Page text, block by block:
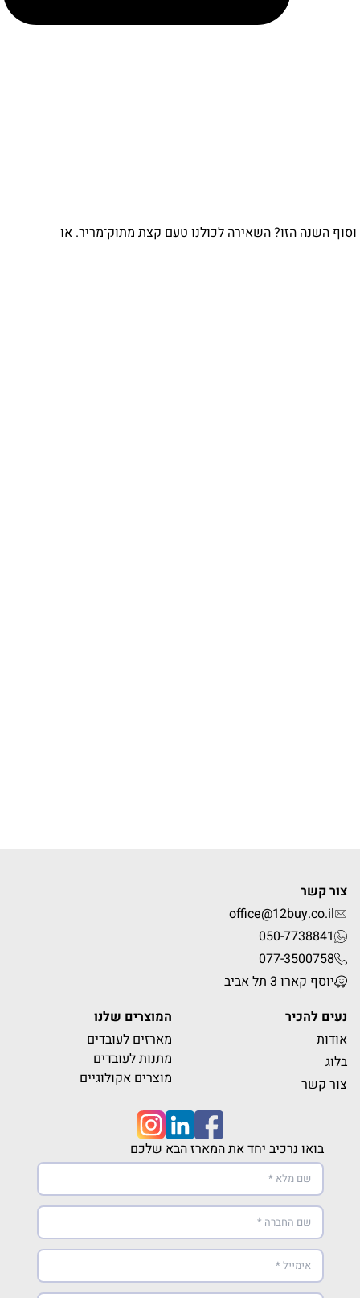
וסוף השנה הזו? השאירה לכולנו טעם קצת מתוק־מריר. או
צור קשר
office@12buy.co.il
050-7738841
077-3500758
יוסף קארו 3 תל אביב
נעים להכיר
אודות
בלוג
צור קשר
המוצרים שלנו
מארזים לעובדים
מתנות לעובדים
מוצרים אקולוגיים
בואו נרכיב יחד את המארז הבא שלכם